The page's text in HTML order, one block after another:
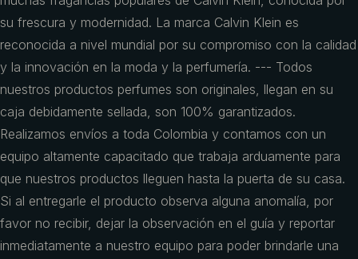
su frescura y modernidad. La marca Calvin Klein es
reconocida a nivel mundial por su compromiso con la calidad
y la innovación en la moda y la perfumería. --- Todos
nuestros productos perfumes son originales, llegan en su
caja debidamente sellada, son 100% garantizados.
Realizamos envíos a toda Colombia y contamos con un
equipo altamente capacitado que trabaja arduamente para
que nuestros productos lleguen hasta la puerta de su casa.
Si al entregarle el producto observa alguna anomalía, por
favor no recibir, dejar la observación en el guía y reportar
inmediatamente a nuestro equipo para poder brindarle una